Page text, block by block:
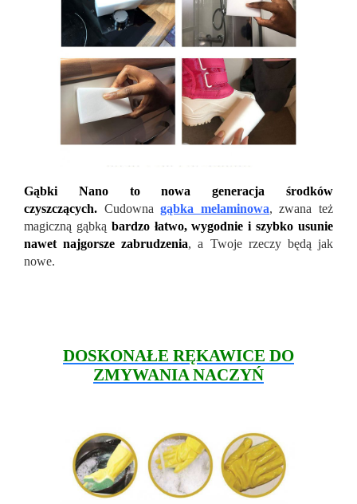
Gąbki Nano to nowa generacja środków
czyszczących. Cudownagąbka melaminowa, zwana też
magiczną gąbką bardzo łatwo, wygodnie i szybko usunie
nawet najgorsze zabrudzenia, a Twoje rzeczy będą jak
nowe.
DOSKONAŁE RĘKAWICE DO
ZMYWANIA NACZYŃ